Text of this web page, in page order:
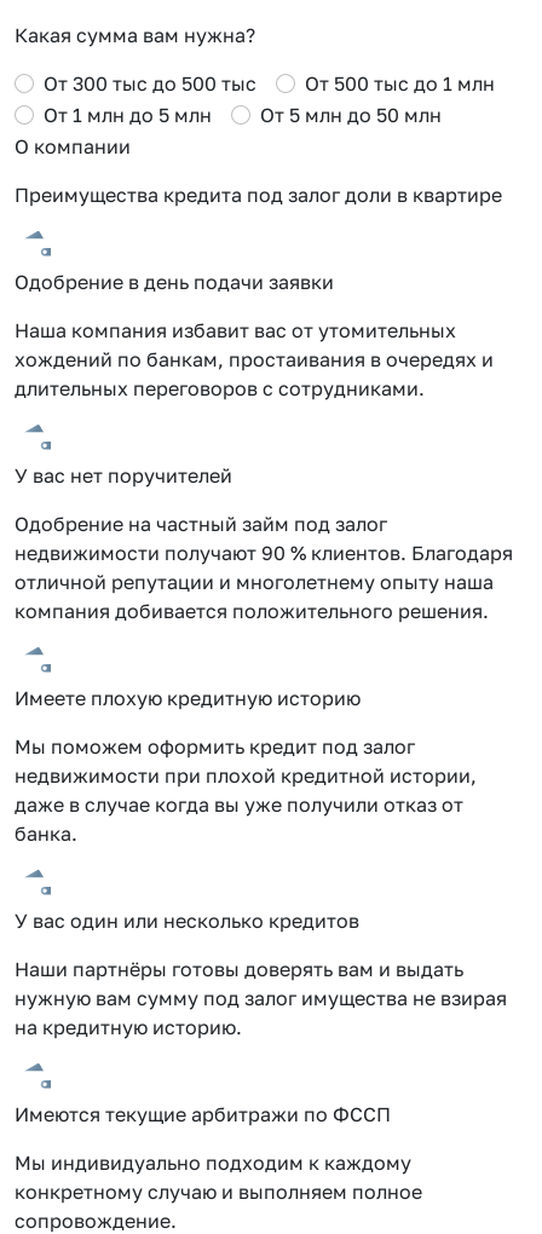
Какая сумма вам нужна?
От 300 тыс до 500 тыс
От 500 тыс до 1 млн
От 1 млн до 5 млн
От 5 млн до 50 млн
О компании
Преимущества кредита под залог доли в квартире
Одобрение в день подачи заявки
Наша компания избавит вас от утомительных
хождений по банкам, простаивания в очередях и
длительных переговоров с сотрудниками.
У вас нет поручителей
Одобрение на частный займ под залог
недвижимости получают 90 % клиентов. Благодаря
отличной репутации и многолетнему опыту наша
компания добивается положительного решения.
Имеете плохую кредитную историю
Мы поможем оформить кредит под залог
недвижимости при плохой кредитной истории,
даже в случае когда вы уже получили отказ от
банка.
У вас один или несколько кредитов
Наши партнёры готовы доверять вам и выдать
нужную вам сумму под залог имущества не взирая
на кредитную историю.
Имеются текущие арбитражи по ФССП
Мы индивидуально подходим к каждому
конкретному случаю и выполняем полное
сопровождение.